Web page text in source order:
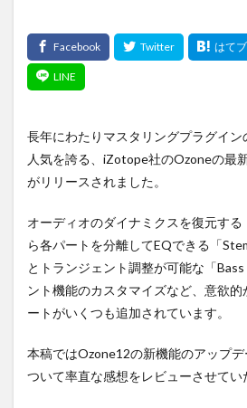
長年にわたりマスタリングプラグイ
人気を誇る、iZotope社のOzoneの最
がリリースされました。
オーディオのダイナミクスを復元す
ら各パートを分離してEQできる「
とトランジェント調整が可能な「
ント機能のカスタマイズなど、意欲
ートがいくつも追加されています。
本稿ではOzone12の新機能のアップ
ついて率直な感想をレビューさせてい